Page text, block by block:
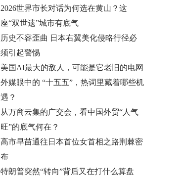
2026世界市长对话为何选在黄山？这
座“双世遗”城市有底气
历史不容歪曲 日本右翼美化侵略行径必
须引起警惕
美国AI最大的敌人，可能是它老旧的电网
外媒眼中的 “十五五”，热词里藏着哪些机
遇？
从万商云集的广交会，看中国外贸“人气
旺”的底气何在？
高市早苗通往日本首位女首相之路荆棘密
布
特朗普突然“转向”背后又在打什么算盘